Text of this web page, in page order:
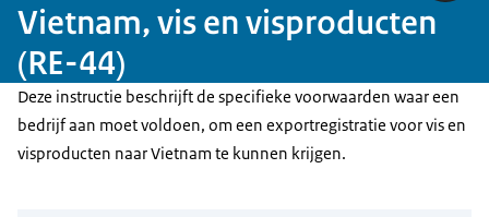
Vietnam, vis en visproducten
(RE-44)
Deze instructie beschrijft de specifieke voorwaarden waar een
bedrijf aan moet voldoen, om een exportregistratie voor vis en
visproducten naar Vietnam te kunnen krijgen.